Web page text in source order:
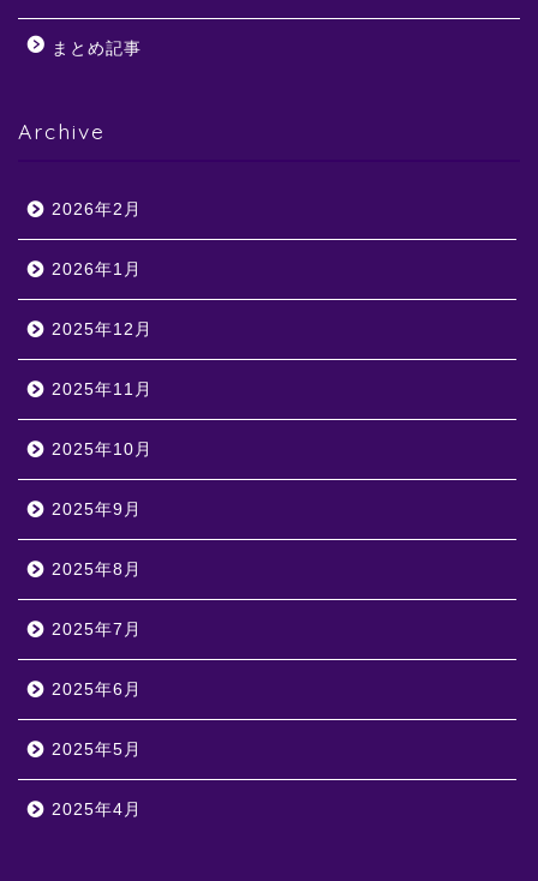
まとめ記事
Archive
2026年2月
2026年1月
2025年12月
2025年11月
2025年10月
2025年9月
2025年8月
2025年7月
2025年6月
2025年5月
2025年4月